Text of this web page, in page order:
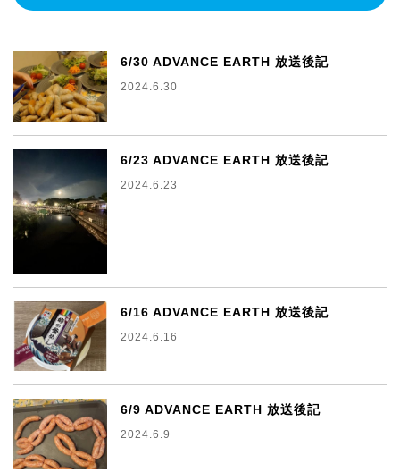
6/30 ADVANCE EARTH 放送後記
2024.6.30
6/23 ADVANCE EARTH 放送後記
2024.6.23
6/16 ADVANCE EARTH 放送後記
2024.6.16
6/9 ADVANCE EARTH 放送後記
2024.6.9